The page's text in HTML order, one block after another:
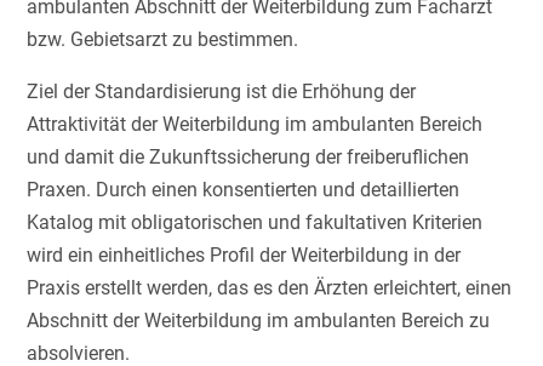
ambulanten Abschnitt der Weiterbildung zum Facharzt
bzw. Gebietsarzt zu bestimmen.
Ziel der Standardisierung ist die Erhöhung der
Attraktivität der Weiterbildung im ambulanten Bereich
und damit die Zukunftssicherung der freiberuflichen
Praxen. Durch einen konsentierten und detaillierten
Katalog mit obligatorischen und fakultativen Kriterien
wird ein einheitliches Profil der Weiterbildung in der
Praxis erstellt werden, das es den Ärzten erleichtert, einen
Abschnitt der Weiterbildung im ambulanten Bereich zu
absolvieren.